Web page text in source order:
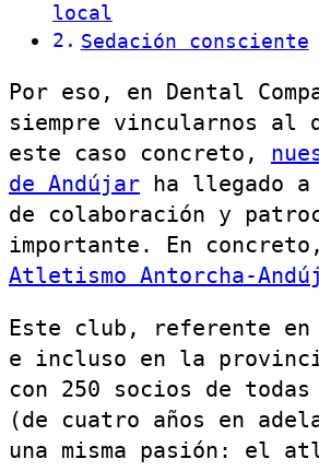
local
Sedación consciente
Por eso, en Dental
siempre vincularnos al
este caso concreto,
de Andújar ha llegado a
de colaboración y
importante. En
Atletismo Antorcha-
Este club, referente
e incluso en la
con 250 socios de todas
(de cuatro años en
una misma pasión: el